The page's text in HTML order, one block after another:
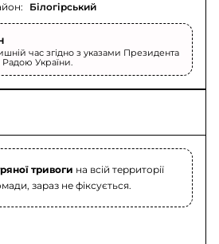
Білогірський
час згідно з указами Президента
України.
тривоги на всій территорії
зараз не фіксується.